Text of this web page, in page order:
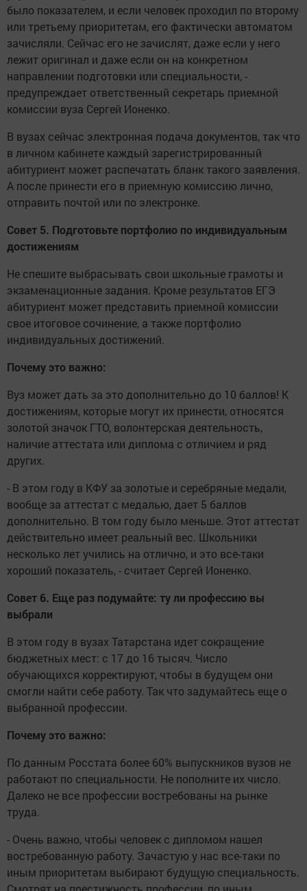
было показателем, и если человек проходил по второму
или третьему приоритетам, его фактически автоматом
зачисляли. Сейчас его не зачислят, даже если у него
лежит оригинал и даже если он на конкретном
направлении подготовки или специальности, -
предупреждает ответственный секретарь приемной
комиссии вуза Сергей Ионенко.
В вузах сейчас электронная подача документов, так что
в личном кабинете каждый зарегистрированный
абитуриент может распечатать бланк такого заявления.
А после принести его в приемную комиссию лично,
отправить почтой или по электронке.
Совет 5. Подготовьте портфолио по индивидуальным
достижениям
Не спешите выбрасывать свои школьные грамоты и
экзаменационные задания. Кроме результатов ЕГЭ
абитуриент может представить приемной комиссии
свое итоговое сочинение, а также портфолио
индивидуальных достижений.
Почему это важно:
Вуз может дать за это дополнительно до 10 баллов! К
достижениям, которые могут их принести, относятся
золотой значок ГТО, волонтерская деятельность,
наличие аттестата или диплома с отличием и ряд
других.
- В этом году в КФУ за золотые и серебряные медали,
вообще за аттестат с медалью, дает 5 баллов
дополнительно. В том году было меньше. Этот аттестат
действительно имеет реальный вес. Школьники
несколько лет учились на отлично, и это все-таки
хороший показатель, - считает Сергей Ионенко.
Совет 6. Еще раз подумайте: ту ли профессию вы
выбрали
В этом году в вузах Татарстана идет сокращение
бюджетных мест: с 17 до 16 тысяч. Число
обучающихся корректируют, чтобы в будущем они
смогли найти себе работу. Так что задумайтесь еще о
выбранной профессии.
Почему это важно:
По данным Росстата более 60% выпускников вузов не
работают по специальности. Не пополните их число.
Далеко не все профессии востребованы на рынке
труда.
- Очень важно, чтобы человек с дипломом нашел
востребованную работу. Зачастую у нас все-таки по
иным приоритетам выбирают будущую специальность.